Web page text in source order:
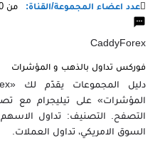
عدد اعضاء المجموعة/القناة: من 0-500
CaddyForex
فوركس تداول بالذهب و المؤشرات
المؤشرات» على تيليجرام مع
التصفح. التصنيف: تداول
السوق الامريكي، تداول العملات.